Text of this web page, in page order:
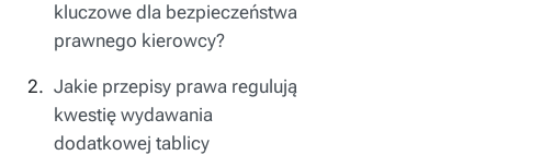
kluczowe dla bezpieczeństwa
prawnego kierowcy?
Jakie przepisy prawa regulują
kwestię wydawania
dodatkowej tablicy